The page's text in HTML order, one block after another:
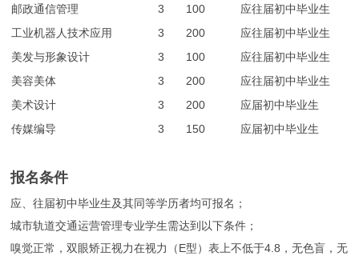
邮政通信管理
3 100
应往届初中毕业生
工业机器人技术应用
3 200
应往届初中毕业生
美发与形象设计
3 100
应往届初中毕业生
美容美体
3 200
应往届初中毕业生
美术设计
3 200
应届初中毕业生
传媒编导
3 150 应届初中毕业生
报名条件
应、往届初中毕业生及其同等学历者均可报名；
城市轨道交通运营管理专业学生需达到以下条件；
嗅觉正常，双眼矫正视力在视力（E型）表上不低于4.8，无色盲，无